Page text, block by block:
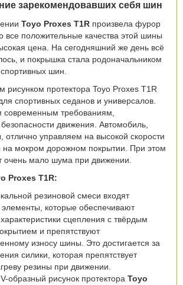
зарекомендовавших себя шин
Toyo Proxes T1R произвела фурор
положительные качества этой шины
цена. На сегодняшний же день всё
и покрышка стала родоначальником
шин.
рисунком протектора Toyo Proxes T1R
спортивных седанов и универсалов.
современным требованиям,
движения. Автомобиль,
отлично управляем на высокой скорости
на мокром дорожном покрытии. При этом
очень мало шума при движении.
Proxes T1R:
резиновой смеси входят
которые обеспечивают
сцепления с твёрдым
и препятствуют
износу шины. Это достигается за
силики, которая препятствует
резины при движении.
образный рисунок протектора Toyo